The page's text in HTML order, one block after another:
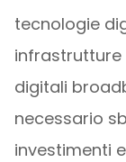
tecnologie
infrastrutture
digitali
necessario
investimenti